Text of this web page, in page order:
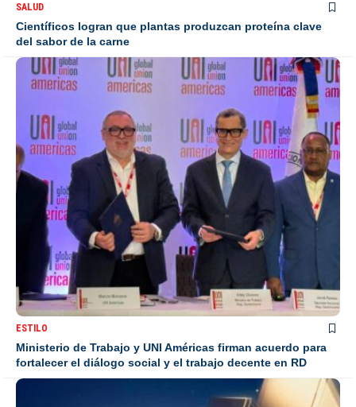
SALUD
Científicos logran que plantas produzcan proteína clave
del sabor de la carne
ESTILO
Ministerio de Trabajo y UNI Américas firman acuerdo para
fortalecer el diálogo social y el trabajo decente en RD